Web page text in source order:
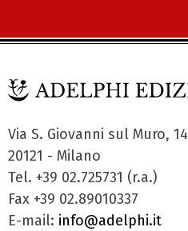
Via S. Giovanni sul Muro, 14
20121 - Milano
Tel. +39 02.725731 (r.a.)
Fax +39 02.89010337
E-mail: info@adelphi.it